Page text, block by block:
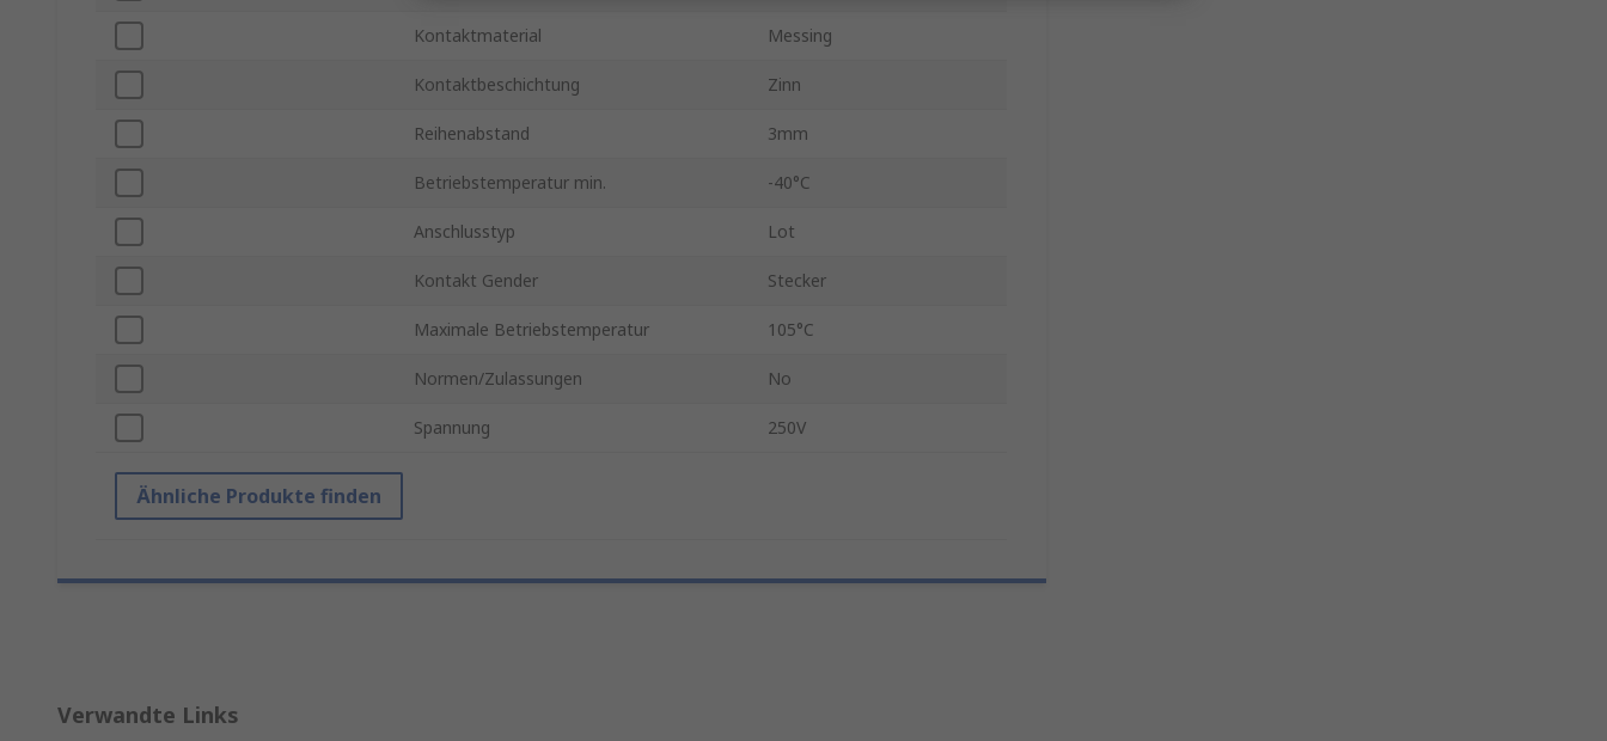
Kontaktmaterial Messing
Kontaktbeschichtung Zinn
Reihenabstand 3mm
Betriebstemperatur min. -40°C
Anschlusstyp Lot
Kontakt Gender Stecker
Maximale Betriebstemperatur 105°C
Normen/Zulassungen No
Spannung 250V
Ähnliche Produkte finden
Verwandte Links